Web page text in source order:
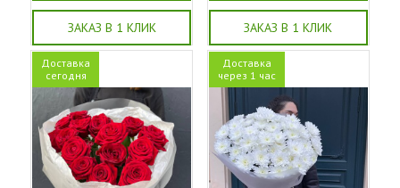
ЗАКАЗ В 1 КЛИК ЗАКАЗ В 1 КЛИК
Доставка
сегодня
Доставка
через 1 час